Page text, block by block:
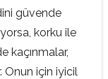
güvende
korku ile
kaçınmalar,
Onun için iyicil